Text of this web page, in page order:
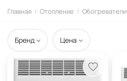
Главная / Отопление / Обогреватели
Бренд Цена